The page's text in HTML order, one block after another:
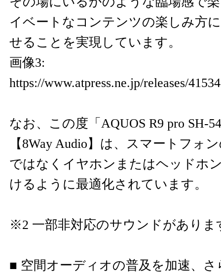
イベートなコンテンツの楽しみ方
せることを実現しています。
画像3:
https://www.atpress.ne.jp/releases/
なお、この度「AQUOS R9 pro SH-
【8Way Audio】は、スマートフォ
ではなくイヤホンまたはヘッドホ
けるように最適化されています。
※2 一部非対応のサウンドがありま
■ 空間オーディオの普及を加速、